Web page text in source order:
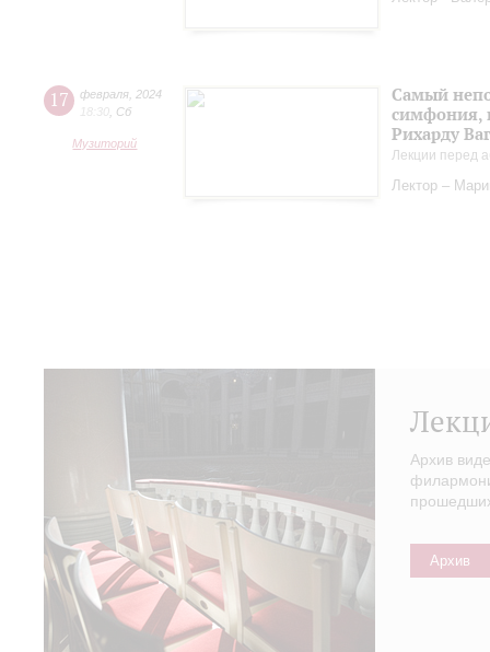
17 февраля 2024
18:30 Сб
Музиторий
Самый
симфония,
Рихарду
Лекции перед
Лектор –
Архив
Архив